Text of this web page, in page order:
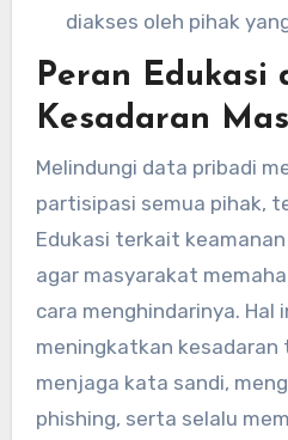
diakses oleh pihak
Peran Edukasi
Kesadaran
Melindungi data pribadi
partisipasi semua pihak,
Edukasi terkait
agar masyarakat
cara menghindarinya. Hal
meningkatkan
menjaga kata sandi,
phishing, serta selalu